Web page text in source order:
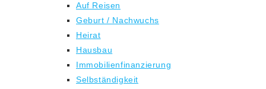
Auf Reisen
Geburt / Nachwuchs
Heirat
Hausbau
Immobilienfinanzierung
Selbständigkeit